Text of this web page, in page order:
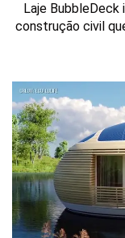
Laje BubbleDeck
construção civil